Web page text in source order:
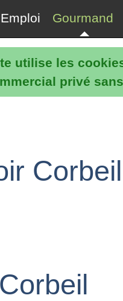
utilise les
privé
Emploi Gourmand
Corbeil